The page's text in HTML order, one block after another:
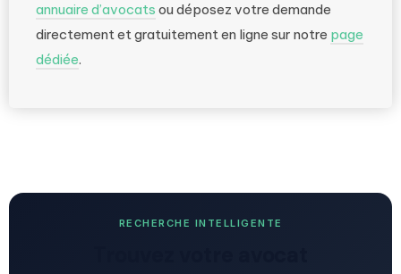
annuaire d’avocats ou déposez votre demande
directement et gratuitement en ligne sur notre page
dédiée.
RECHERCHE INTELLIGENTE